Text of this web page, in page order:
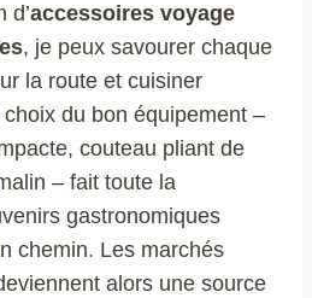
d’accessoires voyage
, je peux savourer chaque
la route et cuisiner
du bon équipement –
couteau pliant de
– fait toute la
gastronomiques
chemin. Les marchés
alors une source